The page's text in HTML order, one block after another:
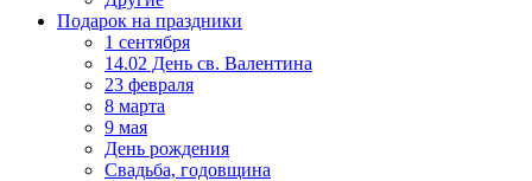
Подарок на праздники
1 сентября
14.02 День св. Валентина
23 февраля
8 марта
9 мая
День рождения
Свадьба, годовщина